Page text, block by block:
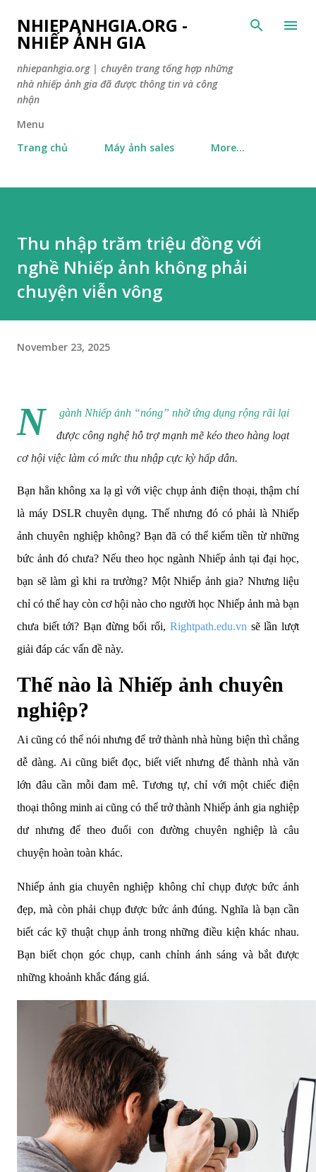
Skip to main content
NHIEPANHGIA.ORG -
NHIẾP ẢNH GIA
nhiepanhgia.org | chuyên trang tổng hợp những
nhà nhiếp ảnh gia đã được thông tin và công
nhận
Menu
Trang chủ
Máy ảnh sales More…
Thu nhập trăm triệu đồng với
nghề Nhiếp ảnh không phải
chuyện viễn vông
November 23, 2025
N
gành Nhiếp ảnh “nóng” nhờ ứng dụng rộng rãi lại
được công nghệ hỗ trợ mạnh mẽ kéo theo hàng loạt
cơ hội việc làm có mức thu nhập cực kỳ hấp dẫn.
Bạn hẳn không xa lạ gì với việc chụp ảnh điện thoại, thậm chí
là máy DSLR chuyên dụng. Thế nhưng đó có phải là Nhiếp
ảnh chuyên nghiệp không? Bạn đã có thể kiếm tiền từ những
bức ảnh đó chưa? Nếu theo học ngành Nhiếp ảnh tại đại học,
bạn sẽ làm gì khi ra trường? Một Nhiếp ảnh gia? Nhưng liệu
chỉ có thế hay còn cơ hội nào cho người học Nhiếp ảnh mà bạn
chưa biết tới? Bạn đừng bối rối, Rightpath.edu.vn sẽ lần lượt
giải đáp các vấn đề này.
Thế nào là Nhiếp ảnh chuyên
nghiệp?
Ai cũng có thể nói nhưng để trở thành nhà hùng biện thì chẳng
dễ dàng. Ai cũng biết đọc, biết viết nhưng để thành nhà văn
lớn đâu cần mỗi đam mê. Tương tự, chỉ với một chiếc điện
thoại thông minh ai cũng có thể trở thành Nhiếp ảnh gia nghiệp
dư nhưng để theo đuổi con đường chuyên nghiệp là câu
chuyện hoàn toàn khác.
Nhiếp ảnh gia chuyên nghiệp không chỉ chụp được bức ảnh
đẹp, mà còn phải chụp được bức ảnh đúng. Nghĩa là bạn cần
biết các kỹ thuật chụp ảnh trong những điều kiện khác nhau.
Bạn biết chọn góc chụp, canh chỉnh ánh sáng và bắt được
những khoảnh khắc đáng giá.